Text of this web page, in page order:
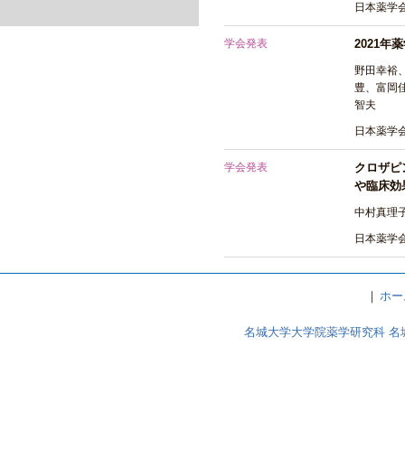
日本薬学
学会発表 2021年
野田幸裕
豊、富岡
智夫
日本薬学
学会発表
クロザ
や臨床効
中村真理
日本薬学
｜ ホ
名城大学大学院薬学研究科